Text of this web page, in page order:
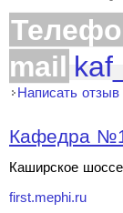
mail
Написать отзыв
Кафедра
Каширское
first.mephi.ru